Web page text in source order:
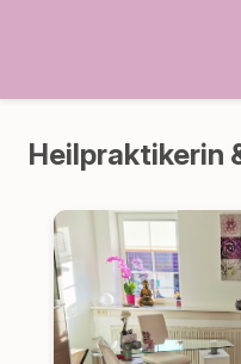
Heilpraktikerin